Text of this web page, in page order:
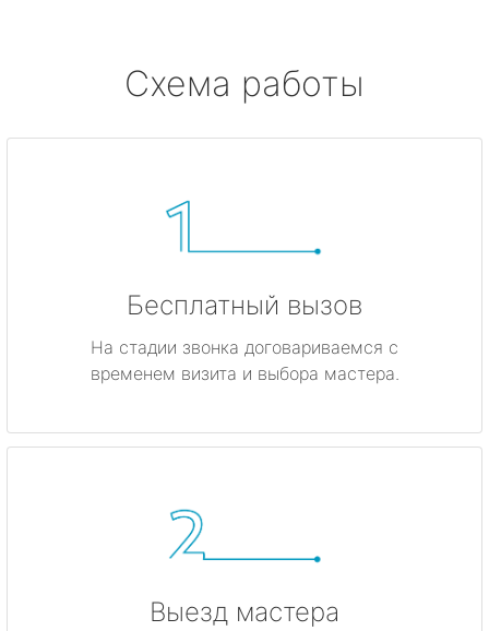
Схема работы
Бесплатный вызов
На стадии звонка договариваемся с
временем визита и выбора мастера.
Выезд мастера